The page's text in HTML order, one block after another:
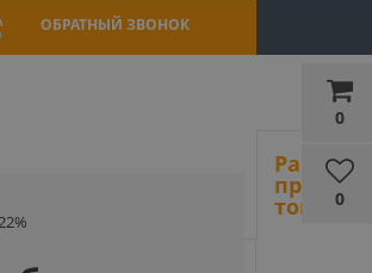
0
0
ОБРАТНЫЙ ЗВОНОК
Ранее
товары